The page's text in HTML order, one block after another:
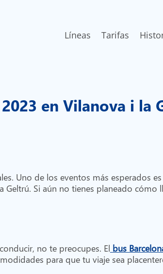
Líneas Tarifas
en Vilanova i la
Uno de los eventos más esperados
Geltrú. Si aún no tienes planeado
no te preocupes. El bus
para que tu viaje sea